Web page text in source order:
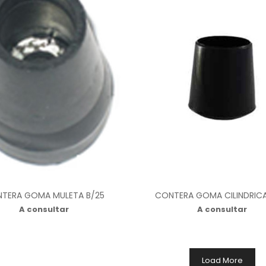
GOMA MULETA B/25
A consultar
CONTERA GOMA
A consultar
Load More